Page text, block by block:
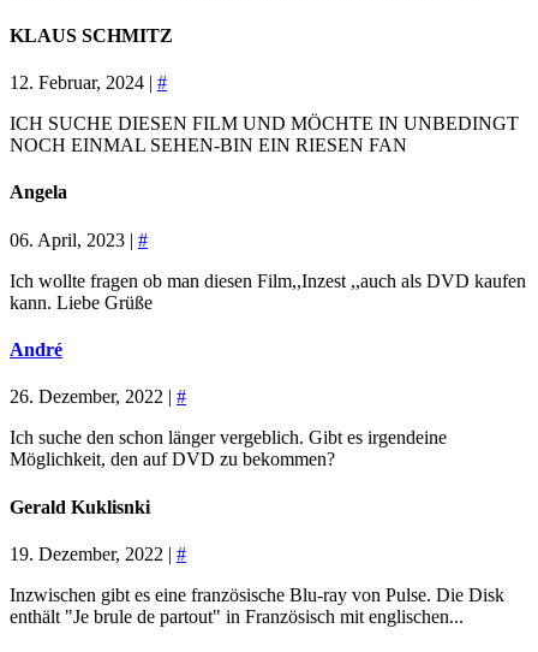
KLAUS SCHMITZ
12. Februar, 2024 | #
ICH SUCHE DIESEN FILM UND MÖCHTE IN UNBEDINGT
NOCH EINMAL SEHEN-BIN EIN RIESEN FAN
Angela
06. April, 2023 | #
Ich wollte fragen ob man diesen Film,,Inzest ,,auch als DVD kaufen
kann. Liebe Grüße
André
26. Dezember, 2022 | #
Ich suche den schon länger vergeblich. Gibt es irgendeine
Möglichkeit, den auf DVD zu bekommen?
Gerald Kuklisnki
19. Dezember, 2022 | #
Inzwischen gibt es eine französische Blu-ray von Pulse. Die Disk
enthält "Je brule de partout" in Französisch mit englischen...